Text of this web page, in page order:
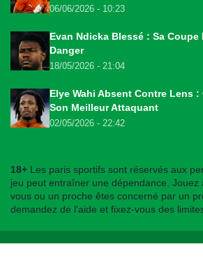
06/06/2026 - 10:23
Evan Ndicka Blessé : Sa Coupe
Danger
18/05/2026 - 21:04
Elye Wahi Absent Contre Lens
Son Meilleur Attaquant
02/05/2026 - 22:42
18+ Les paris sportifs sont réservés aux
jeu peut entraîner une dépendance. Jouez
vous ou un proche êtes concerné par un
demandez de l'aide et fixez-vous des